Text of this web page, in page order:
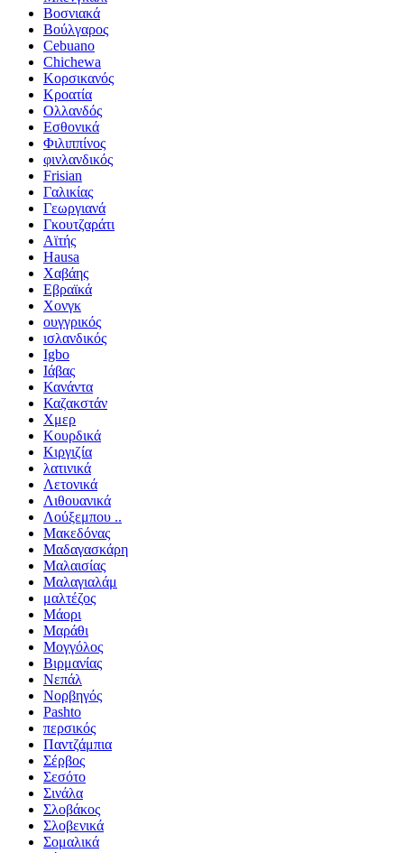
Βοσνιακά
Βούλγαρος
Cebuano
Chichewa
Κορσικανός
Κροατία
Ολλανδός
Εσθονικά
Φιλιππίνος
φινλανδικός
Frisian
Γαλικίας
Γεωργιανά
Γκουτζαράτι
Αϊτής
Hausa
Χαβάης
Εβραϊκά
Χονγκ
ουγγρικός
ισλανδικός
Igbo
Ιάβας
Κανάντα
Καζακστάν
Χμερ
Κουρδικά
Κιργιζία
λατινικά
Λετονικά
Λιθουανικά
Λούξεμπου ..
Μακεδόνας
Μαδαγασκάρη
Μαλαισίας
Μαλαγιαλάμ
μαλτέζος
Μάορι
Μαράθι
Μογγόλος
Βιρμανίας
Νεπάλ
Νορβηγός
Pashto
περσικός
Παντζάμπια
Σέρβος
Σεσότο
Σινάλα
Σλοβάκος
Σλοβενικά
Σομαλικά